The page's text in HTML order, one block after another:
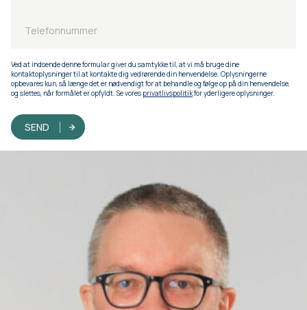
Ved at indsende denne formular giver du samtykke til, at vi må bruge dine
kontaktoplysninger til at kontakte dig vedrørende din henvendelse. Oplysningerne
opbevares kun, så længe det er nødvendigt for at behandle og følge op på din henvendelse,
og slettes, når formålet er opfyldt. Se vores privatlivspolitikfor yderligere oplysninger.